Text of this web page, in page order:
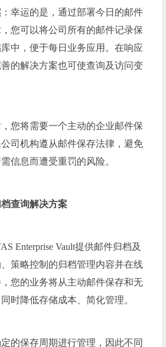
：幸运的是，通过部署今日的邮件
您可以将公司所有的邮件记录保
中，便于每日业务应用。在响应
的解决方案也可使查询及访问变
您将需要一个主动的企业邮件保
司机构遵从邮件保存法律，避免
信息而遭受重罚的风险。
查询解决方案
Enterprise Vault提供邮件归档及
策略控制的归档管理内容并在线
您的业务将从主动邮件保存和无
时降低存储成本、简化管理。
的保存周期进行管理，因此不同